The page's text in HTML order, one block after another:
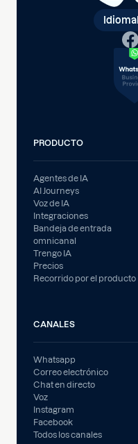
Idioma
PRODUCTO
Agentes de IA
AI Journeys
Voz de IA
Integraciones
Bandeja de entrada
omnicanal
Trengo IA
Precios
Recorrido por el producto
CANALES
Whatsapp
Correo electrónico
Chat en directo
Voz
Instagram
Facebook
Todos los canales